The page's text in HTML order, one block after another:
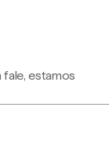
estamos